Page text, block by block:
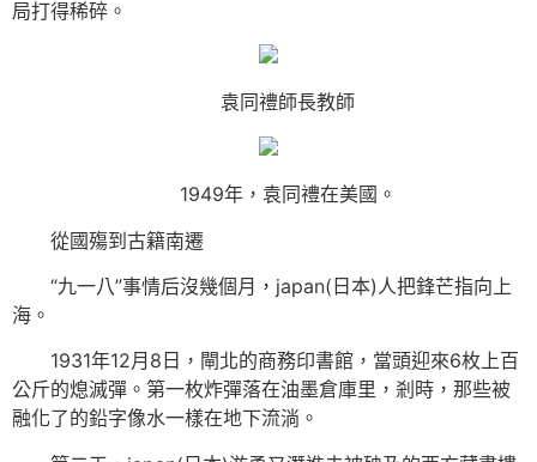
局打得稀碎。
袁同禮師長教師
1949年，袁同禮在美國。
從國殤到古籍南遷
“九一八”事情后沒幾個月，japan(日本)人把鋒芒指向上
海。
1931年12月8日，閘北的商務印書館，當頭迎來6枚上百
公斤的熄滅彈。第一枚炸彈落在油墨倉庫里，剎時，那些被
融化了的鉛字像水一樣在地下流淌。